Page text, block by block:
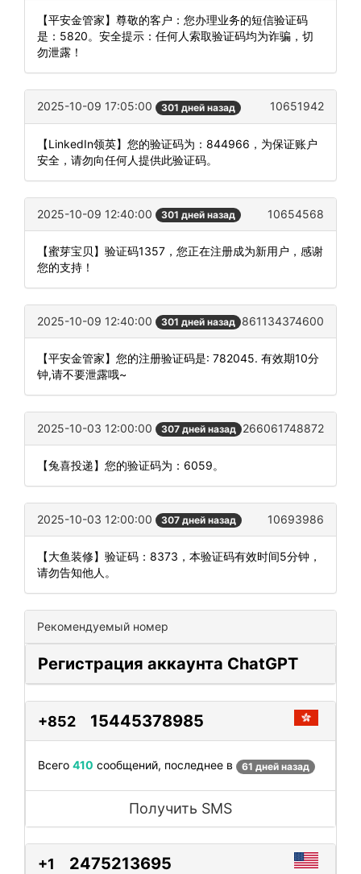
【平安金管家】尊敬的客户：您办理业务的短信验证码
是：5820。安全提示：任何人索取验证码均为诈骗，切
勿泄露！
2025-10-09 17:05:00 301 дней назад 10651942
【LinkedIn领英】您的验证码为：844966，为保证账户
安全，请勿向任何人提供此验证码。
2025-10-09 12:40:00 301 дней назад 10654568
【蜜芽宝贝】验证码1357，您正在注册成为新用户，感谢
您的支持！
2025-10-09 12:40:00 301 дней назад 861134374600
【平安金管家】您的注册验证码是: 782045. 有效期10分
钟,请不要泄露哦~
2025-10-03 12:00:00 307 дней назад 266061748872
【兔喜投递】您的验证码为：6059。
2025-10-03 12:00:00 307 дней назад 10693986
【大鱼装修】验证码：8373，本验证码有效时间5分钟，
请勿告知他人。
Рекомендуемый номер
Регистрация аккаунта ChatGPT
+852 15445378985
Всего 410 сообщений, последнее в 61 дней назад
Получить SMS
+1 2475213695